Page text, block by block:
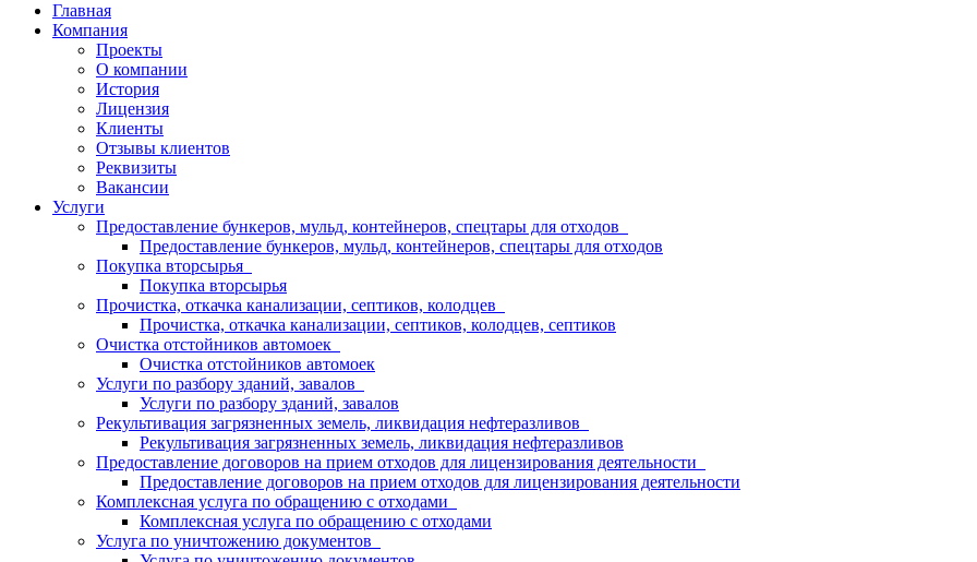
Главная
Компания
Проекты
О компании
История
Лицензия
Клиенты
Отзывы клиентов
Реквизиты
Вакансии
Услуги
Предоставление бункеров, мульд, контейнеров, спецтары для отходов
Предоставление бункеров, мульд, контейнеров, спецтары для отходов
Покупка вторсырья
Покупка вторсырья
Прочистка, откачка канализации, септиков, колодцев
Прочистка, откачка канализации, септиков, колодцев, септиков
Очистка отстойников автомоек
Очистка отстойников автомоек
Услуги по разбору зданий, завалов
Услуги по разбору зданий, завалов
Рекультивация загрязненных земель, ликвидация нефтеразливов
Рекультивация загрязненных земель, ликвидация нефтеразливов
Предоставление договоров на прием отходов для лицензирования деятельности
Предоставление договоров на прием отходов для лицензирования деятельности
Комплексная услуга по обращению с отходами
Комплексная услуга по обращению с отходами
Услуга по уничтожению документов